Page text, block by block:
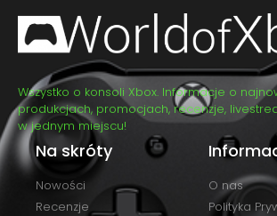
Wszystko o konsoli Xbox. Informacje o
produkcjach, promocjach, recenzje,
w jednym miejscu!
Na skróty
Nowości
Recenzje
O nas
Polityka